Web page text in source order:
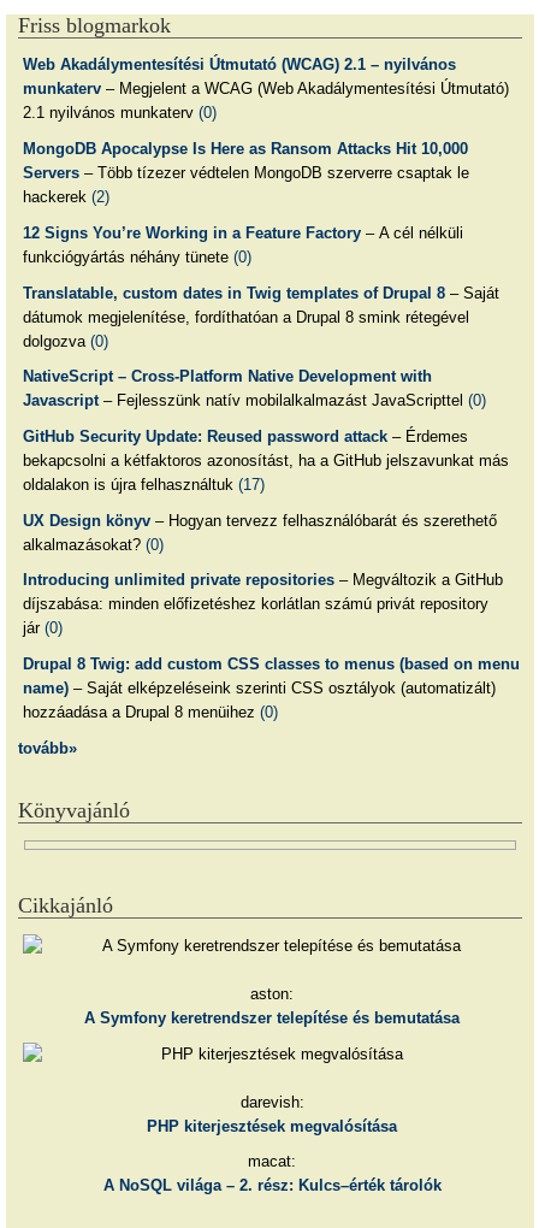
Friss blogmarkok
Web Akadálymentesítési Útmutató (WCAG) 2.1 – nyilvános
munkaterv– Megjelent a WCAG (Web Akadálymentesítési Útmutató)
2.1 nyilvános munkaterv (0)
MongoDB Apocalypse Is Here as Ransom Attacks Hit 10,000
Servers– Több tízezer védtelen MongoDB szerverre csaptak le
hackerek (2)
12 Signs You’re Working in a Feature Factory– A cél nélküli
funkciógyártás néhány tünete (0)
Translatable, custom dates in Twig templates of Drupal 8– Saját
dátumok megjelenítése, fordíthatóan a Drupal 8 smink rétegével
dolgozva (0)
NativeScript – Cross-Platform Native Development with
Javascript– Fejlesszünk natív mobilalkalmazást JavaScripttel (0)
GitHub Security Update: Reused password attack– Érdemes
bekapcsolni a kétfaktoros azonosítást, ha a GitHub jelszavunkat más
oldalakon is újra felhasználtuk (17)
UX Design könyv– Hogyan tervezz felhasználóbarát és szerethető
alkalmazásokat? (0)
Introducing unlimited private repositories– Megváltozik a GitHub
díjszabása: minden előfizetéshez korlátlan számú privát repository
jár (0)
Drupal 8 Twig: add custom CSS classes to menus (based on menu
name)– Saját elképzeléseink szerinti CSS osztályok (automatizált)
hozzáadása a Drupal 8 menüihez (0)
tovább»
Könyvajánló
Cikkajánló
aston:
A Symfony keretrendszer telepítése és bemutatása
darevish:
PHP kiterjesztések megvalósítása
macat:
A NoSQL világa – 2. rész: Kulcs–érték tárolók